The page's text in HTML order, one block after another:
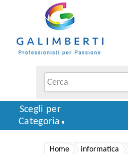
Scegli per
Categoria
Home informatica